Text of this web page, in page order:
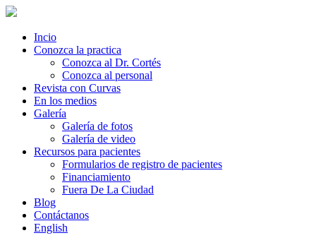
Incio
Conozca la practica
Conozca al Dr. Cortés
Conozca al personal
Revista con Curvas
En los medios
Galería
Galería de fotos
Galería de video
Recursos para pacientes
Formularios de registro de pacientes
Financiamiento
Fuera De La Ciudad
Blog
Contáctanos
English